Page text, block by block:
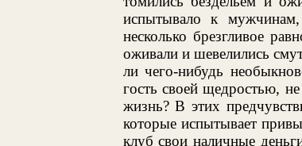
испытывало к
несколько брезгливое
оживали и шевелились
ли чего-нибудь
гость своей щедростью,
жизнь? В этих
которые испытывает
клуб свои наличные